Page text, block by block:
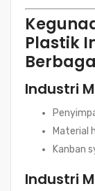
Plastik
Industri
Material
Kanban
Industri